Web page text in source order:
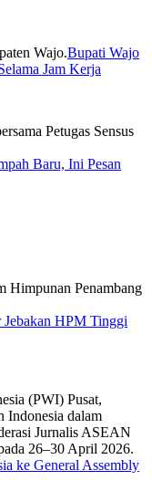
Bupati Wajo
Jam Kerja
Baru, Ini Pesan
HPM Tinggi
ke General Assembly